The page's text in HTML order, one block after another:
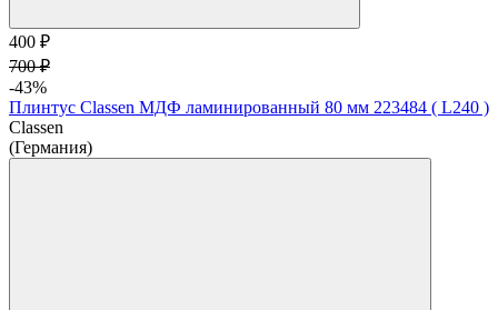
400 ₽
700 ₽
-43%
Плинтус Classen МДФ ламинированный 80 мм 223484 ( L240 )
Classen
(Германия)